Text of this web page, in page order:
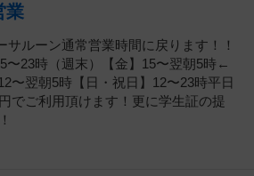
業
サルーン通常営業時間に戻ります！！
〜23時（週末）【金】15〜翌朝5時←
〜翌朝5時【日・祝日】12〜23時平日
でご利用頂けます！更に学生証の提